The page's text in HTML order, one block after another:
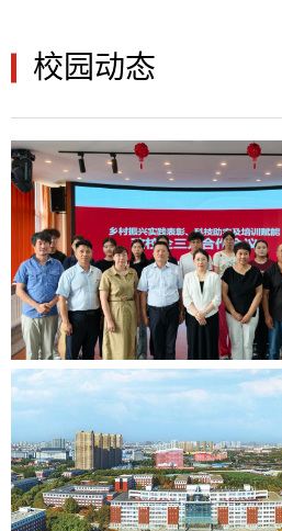
校园动态